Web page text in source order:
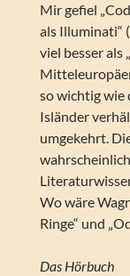
Mir gefiel
als Illuminati“
viel besser als
so wichtig wie
Isländer
umgekehrt.
Wo wäre
Ringe“ und
Das Hörbuch